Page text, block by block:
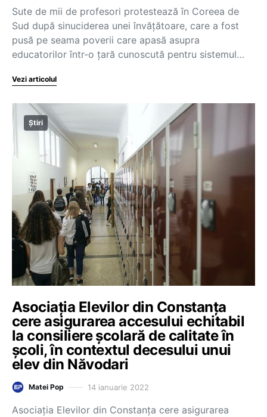
Sute de mii de profesori protestează în Coreea de
Sud după sinuciderea unei învăţătoare, care a fost
pusă pe seama poverii care apasă asupra
educatorilor într-o ţară cunoscută pentru sistemul…
Vezi articolul
Știri
Asociația Elevilor din Constanța
cere asigurarea accesului echitabil
la consiliere școlară de calitate în
școli, în contextul decesului unui
elev din Năvodari
Matei Pop 14 ianuarie 2022
Asociația Elevilor din Constanța cere asigurarea